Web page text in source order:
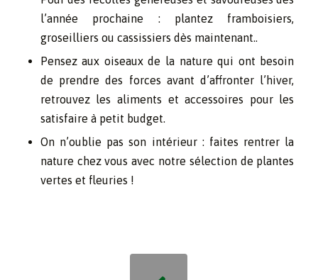
l’année prochaine : plantez framboisiers,
groseilliers ou cassissiers dès maintenant..
Pensez aux oiseaux de la nature qui ont besoin
de prendre des forces avant d’affronter l’hiver,
retrouvez les aliments et accessoires pour les
satisfaire à petit budget.
On n’oublie pas son intérieur : faites rentrer la
nature chez vous avec notre sélection de plantes
vertes et fleuries !